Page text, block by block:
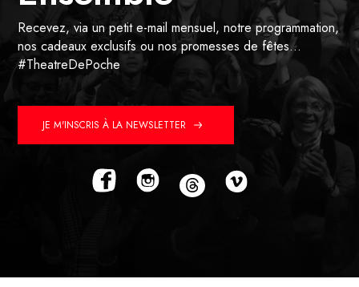
Recevez, via un petit e-mail mensuel, notre programmation,
nos cadeaux exclusifs ou nos promesses de fêtes…
#TheatreDePoche
JE M'INSCRIS À LA NEWSLETTER